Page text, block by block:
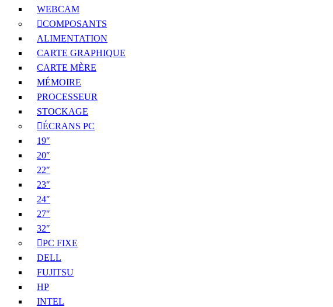
WEBCAM
COMPOSANTS
ALIMENTATION
CARTE GRAPHIQUE
CARTE MÈRE
MÉMOIRE
PROCESSEUR
STOCKAGE
ÉCRANS PC
19″
20″
22″
23″
24″
27″
32″
PC FIXE
DELL
FUJITSU
HP
INTEL